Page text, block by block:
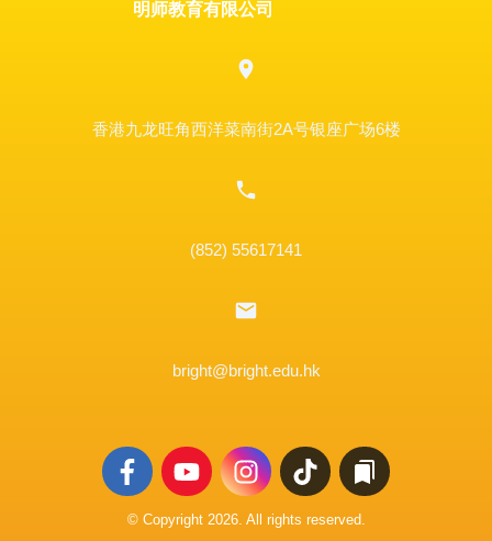
明师教育有限公司
香港九龙旺角西洋菜南街2A号银座广场6楼
(852) 55617141
bright@bright.edu.hk
© Copyright 2026. All rights reserved.